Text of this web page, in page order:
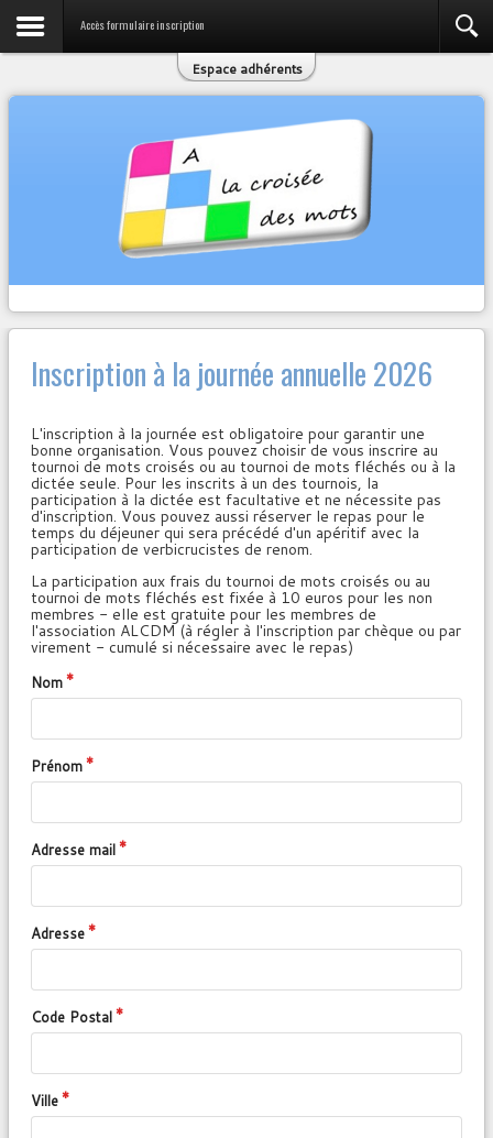
Accès formulaire inscription
Espace adhérents
Inscription à la journée annuelle 2026
L'inscription à la journée est obligatoire pour garantir une
bonne organisation. Vous pouvez choisir de vous inscrire au
tournoi de mots croisés ou au tournoi de mots fléchés ou à la
dictée seule. Pour les inscrits à un des tournois, la
participation à la dictée est facultative et ne nécessite pas
d'inscription. Vous pouvez aussi réserver le repas pour le
temps du déjeuner qui sera précédé d'un apéritif avec la
participation de verbicrucistes de renom.
La participation aux frais du tournoi de mots croisés ou au
tournoi de mots fléchés est fixée à 10 euros pour les non
membres - elle est gratuite pour les membres de
l'association ALCDM (à régler à l'inscription par chèque ou par
virement - cumulé si nécessaire avec le repas)
Nom
Prénom
Adresse mail
Adresse
Code Postal
Ville